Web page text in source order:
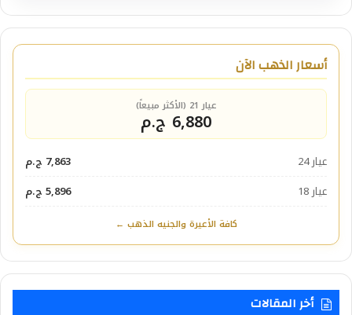
أسعار الذهب الآن
عيار 21 (الأكثر مبيعاً)
6,880 ج.م
عيار 24
7,863 ج.م
عيار 18
5,896 ج.م
كافة الأعيرة والجنيه الذهب ←
أخر المقالات